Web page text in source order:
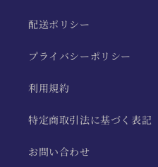
配送ポリシー
プライバシーポリシー
利用規約
特定商取引法に基づく表記
お問い合わせ